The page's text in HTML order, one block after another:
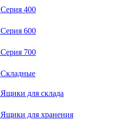
Серия 400
Серия 600
Серия 700
Складные
Ящики для склада
Ящики для хранения